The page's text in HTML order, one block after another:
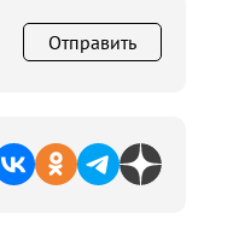
Отправить